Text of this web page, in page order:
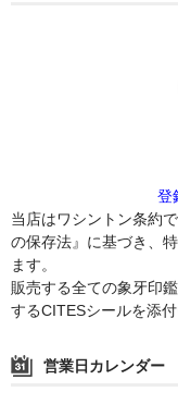
登
当店はワシントン条約
の保存法』に基づき、
ます。
販売する全ての象牙印
するCITESシールを添付
営業日カレンダー